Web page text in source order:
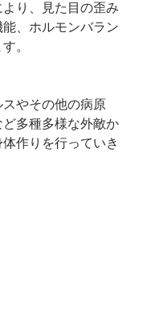
り、見た目の歪み
、ホルモンバラン
。
やその他の病原
多種多様な外敵か
作りを行っていき